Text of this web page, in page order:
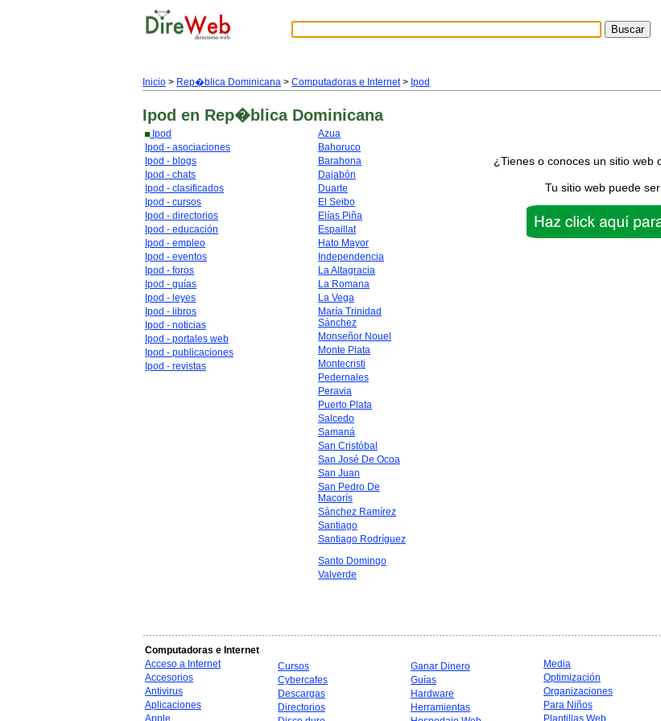
Inicio > Rep�blica Dominicana > Computadoras e Internet> Ipod
Ipod en Rep�blica Dominicana
Ipod
Ipod - asociaciones
Ipod - blogs
Ipod - chats
Ipod - clasificados
Ipod - cursos
Ipod - directorios
Ipod - educación
Ipod - empleo
Ipod - eventos
Ipod - foros
Ipod - guías
Ipod - leyes
Ipod - libros
Ipod - noticias
Ipod - portales web
Ipod - publicaciones
Ipod - revistas
Azua
Bahoruco
Barahona
Dajabón
Duarte
El Seibo
Elías Piña
Espaillat
Hato Mayor
Independencia
La Altagracia
La Romana
La Vega
María Trinidad
Sánchez
Monseñor Nouel
Monte Plata
Montecristi
Pedernales
Peravia
Puerto Plata
Salcedo
Samaná
San Cristóbal
San José De Ocoa
San Juan
San Pedro De
Macorís
Sánchez Ramírez
Santiago
Santiago Rodríguez
Santo Domingo
Valverde
¿Tienes o conoces un sitio web
Tu sitio web puede
Computadoras e Internet
Acceso a Internet
Accesorios
Antivirus
Aplicaciones
Apple
Cursos
Cybercafes
Descargas
Directorios
Ganar Dinero
Guías
Hardware
Herramientas
Media
Optimización
Organizaciones
Para Niños
Plantillas Web